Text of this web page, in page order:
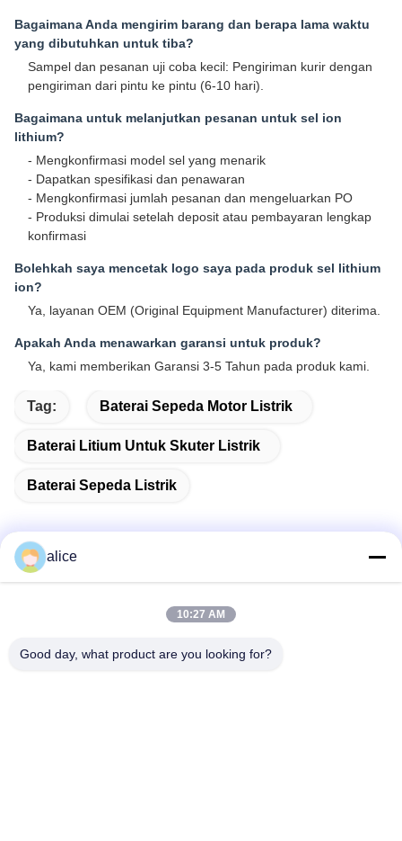
Bagaimana Anda mengirim barang dan berapa lama waktu
yang dibutuhkan untuk tiba?
Sampel dan pesanan uji coba kecil: Pengiriman kurir dengan
pengiriman dari pintu ke pintu (6-10 hari).
Bagaimana untuk melanjutkan pesanan untuk sel ion
lithium?
- Mengkonfirmasi model sel yang menarik
- Dapatkan spesifikasi dan penawaran
- Mengkonfirmasi jumlah pesanan dan mengeluarkan PO
- Produksi dimulai setelah deposit atau pembayaran lengkap
konfirmasi
Bolehkah saya mencetak logo saya pada produk sel lithium
ion?
Ya, layanan OEM (Original Equipment Manufacturer) diterima.
Apakah Anda menawarkan garansi untuk produk?
Ya, kami memberikan Garansi 3-5 Tahun pada produk kami.
Tag: Baterai Sepeda Motor Listrik
Baterai Litium Untuk Skuter Listrik
Baterai Sepeda Listrik
Jalan Fuyuan ke-5, Taman Industri Baterai Lithium, Zona
alice
10:27 AM
Good day, what product are you looking for?